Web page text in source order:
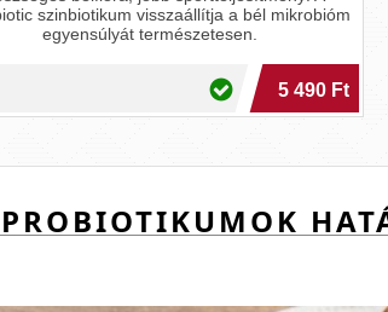
szinbiotikum visszaállítja a bél mikrobióm
egyensúlyát természetesen.
5 490 Ft